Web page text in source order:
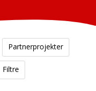
Partnerprojekter
Filtre